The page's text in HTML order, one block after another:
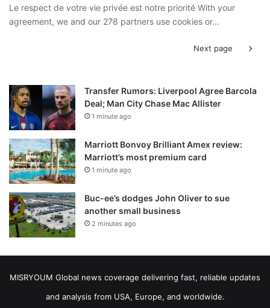
Le respect de votre vie privée est notre priorité With your
agreement, we and our 278 partners use cookies or…
Next page
Transfer Rumors: Liverpool Agree Barcola
Deal; Man City Chase Mac Allister
1 minute ago
Marriott Bonvoy Brilliant Amex review:
Marriott’s most premium card
1 minute ago
Buc-ee’s dodges John Oliver to sue
another small business
2 minutes ago
MISRYOUM Global news coverage delivering fast, reliable updates
and analysis from USA, Europe, and worldwide.